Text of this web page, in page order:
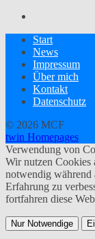
Start
News
Impressum
Über mich
Kontakt
Datenschutz
© 2026 MCF
twin Homepages
Verwendung von
Wir nutzen Cookies
notwendig während
Erfahrung zu
fortfahren diese
Nur Notwendige